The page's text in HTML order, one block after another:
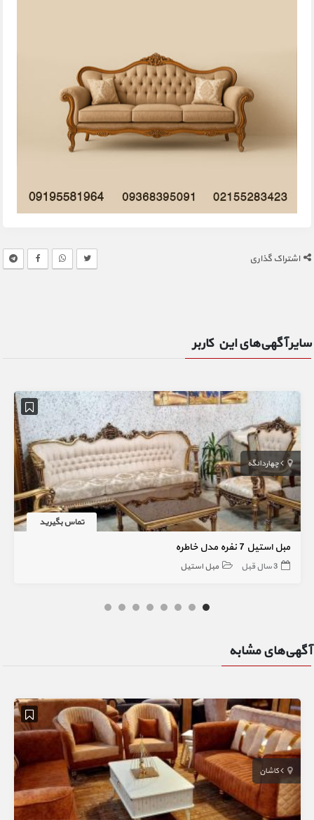
اشتراک گذاری
سایر آگهی‌های این کاربر
چهاردانگه
تماس بگیرید
مبل استیل 7 نفره مدل خاطره
3 سال قبل مبل استیل
آگهی‌های مشابه
کاشان